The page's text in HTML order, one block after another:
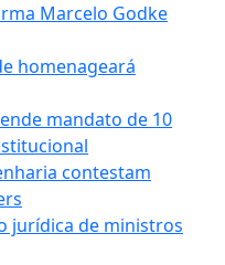
Marcelo Godke
homenageará
mandato de 10
contestam
jurídica de ministros